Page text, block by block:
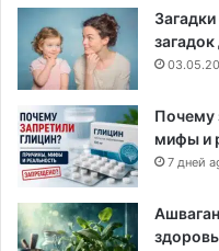
Почему
мифы и
7 дней